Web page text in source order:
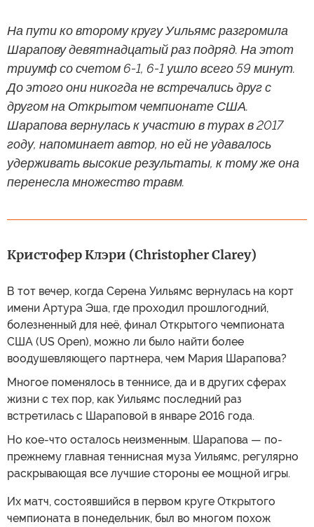
На пути ко второму кругу Уильямс разгромила
Шарапову девятнадцатый раз подряд. На этот
триумф со счетом 6-1, 6-1 ушло всего 59 минут.
До этого они никогда не встречались друг с
другом на Открытом чемпионате США.
Шарапова вернулась к участию в турах в 2017
году, напоминает автор, но ей не удавалось
удерживать высокие результаты, к тому же она
перенесла множество травм.
Кристофер Клэри (Christopher Clarey)
В тот вечер, когда Серена Уильямс вернулась на корт
имени Артура Эша, где проходил прошлогодний,
болезненный для неё, финал Открытого чемпионата
США (US Open), можно ли было найти более
воодушевляющего партнера, чем Мария Шарапова?
Многое поменялось в теннисе, да и в других сферах
жизни с тех пор, как Уильямс последний раз
встретилась с Шараповой в январе 2016 года.
Но кое-что осталось неизменным. Шарапова — по-
прежнему главная теннисная муза Уильямс, регулярно
раскрывающая все лучшие стороны ее мощной игры.
Их матч, состоявшийся в первом круге Открытого
чемпионата в понедельник, был во многом похож